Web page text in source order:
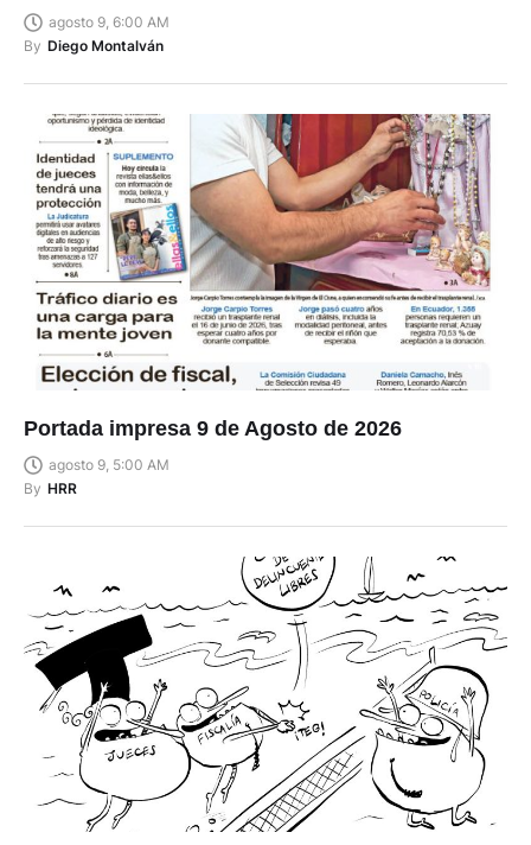
agosto 9, 6:00 AM
By Diego Montalván
Portada impresa 9 de Agosto de 2026
agosto 9, 5:00 AM
By HRR